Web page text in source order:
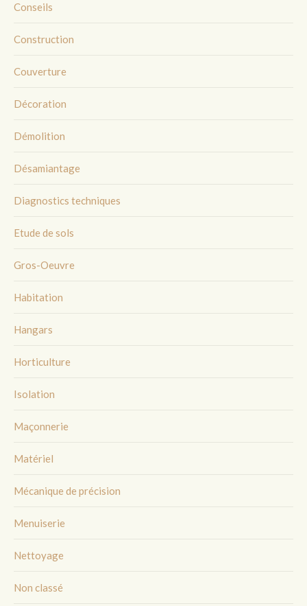
Conseils
Construction
Couverture
Décoration
Démolition
Désamiantage
Diagnostics techniques
Etude de sols
Gros-Oeuvre
Habitation
Hangars
Horticulture
Isolation
Maçonnerie
Matériel
Mécanique de précision
Menuiserie
Nettoyage
Non classé